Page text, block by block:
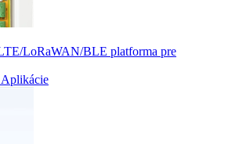
LoRaWAN/BLE platforma pre
Aplikácie